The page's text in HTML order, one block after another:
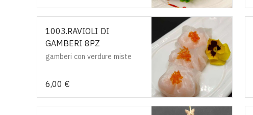
1003.RAVIOLI DI
GAMBERI 8PZ
gamberi con verdure miste
6,00 €